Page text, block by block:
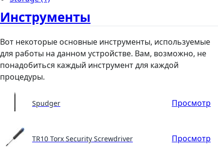
Инструменты
Вот некоторые основные инструменты, используемые
для работы на данном устройстве. Вам, возможно, не
понадобиться каждый инструмент для каждой
процедуры.
Spudger Просмотр
TR10 Torx Security Screwdriver Просмотр